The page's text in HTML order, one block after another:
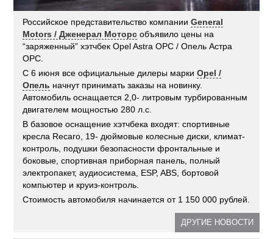
Российское представительство компанииGeneral
Motors / Дженерал Моторс объявило цены на
“заряженный” хэтчбек Opel Astra OPC / Опель Астра
OPC.
C 6 июня все официальные дилеры маркиOpel /
Опель начнут принимать заказы на новинку.
Автомобиль оснащается 2,0- литровым турбированным
двигателем мощностью 280 л.с.
В базовое оснащение хэтчбека входят: спортивные
кресла Recaro, 19- дюймовые колесные диски, климат-
контроль, подушки безопасности фронтальные и
боковые, спортивная приборная панель, полный
электропакет, аудиосистема, ESP, ABS, бортовой
компьютер и круиз-контроль.
Стоимость автомобиля начинается от 1 150 000 рублей.
ДРУГИЕ НОВОСТИ